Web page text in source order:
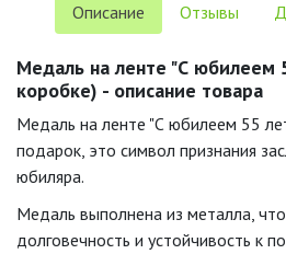
Описание Отзывы
Медаль на ленте "С юбилеем
коробке) - описание товара
Медаль на ленте "С юбилеем 55
подарок, это символ признания
юбиляра.
Медаль выполнена из металла, что
долговечность и устойчивость к